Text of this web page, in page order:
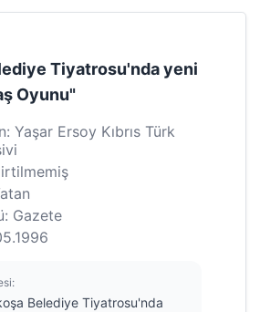
Tiyatrosu'nda yeni
Oyunu"
Yaşar Ersoy Kıbrıs Türk
Gazete
Belediye Tiyatrosu'nda